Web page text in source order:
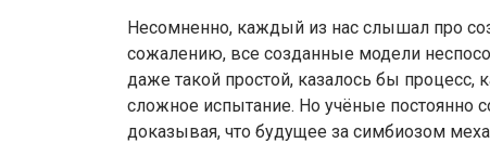
Несомненно, каждый из нас слышал про
сожалению, все созданные модели
даже такой простой, казалось бы процесс,
сложное испытание. Но учёные постоянно
доказывая, что будущее за симбиозом